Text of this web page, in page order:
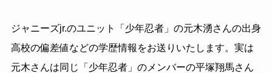
ジャニーズjr.のユニット「少年忍者」の元木湧さんの出身
高校の偏差値などの学歴情報をお送りいたします。実は
元木さんは同じ「少年忍者」のメンバーの平塚翔馬さん